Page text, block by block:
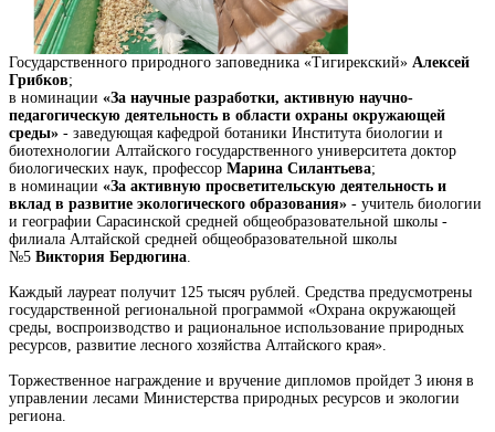
Государственного природного заповедника «Тигирекский» Алексей
Грибков;
в номинации «За научные разработки, активную научно-
педагогическую деятельность в области охраны окружающей
среды» - заведующая кафедрой ботаники Института биологии и
биотехнологии Алтайского государственного университета доктор
биологических наук, профессор Марина Силантьева;
в номинации «За активную просветительскую деятельность и
вклад в развитие экологического образования» - учитель биологии
и географии Сарасинской средней общеобразовательной школы -
филиала Алтайской средней общеобразовательной школы
№5 Виктория Бердюгина
Каждый лауреат получит 125 тысяч рублей. Средства предусмотрены
государственной региональной программой «Охрана окружающей
среды, воспроизводство и рациональное использование природных
ресурсов, развитие лесного хозяйства Алтайского края».
Торжественное награждение и вручение дипломов пройдет 3 июня в
управлении лесами Министерства природных ресурсов и экологии
региона.